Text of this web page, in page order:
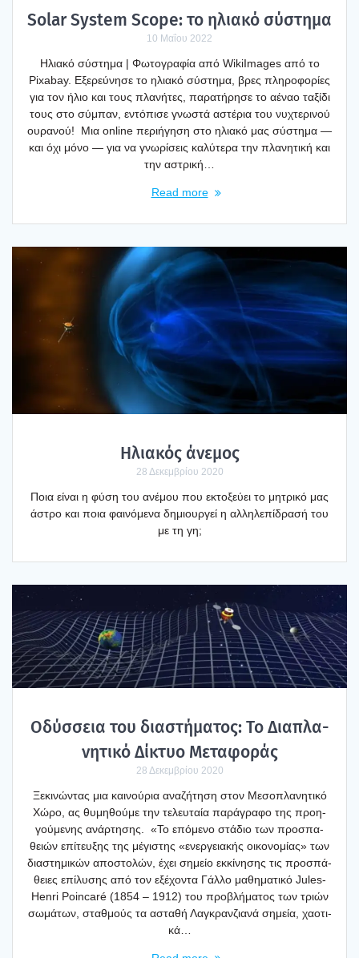
Solar System Scope: το ηλια­κό σύστη­μα
10 Μαΐου 2022
Ηλια­κό σύστη­μα | Φωτο­γρα­φία από WikiImages από το
Pixabay. Εξε­ρεύ­νη­σε το ηλια­κό σύστη­μα, βρες πλη­ρο­φο­ρί­ες
για τον ήλιο και τους πλα­νή­τες, παρα­τή­ρη­σε το αέναο ταξί­δι
τους στο σύμπαν, εντό­πι­σε γνω­στά αστέ­ρια του νυχτε­ρι­νού
ουρα­νού! Μια online περι­ή­γη­ση στο ηλια­κό μας σύστη­μα —
και όχι μόνο — για να γνω­ρί­σεις καλύ­τε­ρα την πλα­νη­τι­κή και
την αστρι­κή…
Read more
Ηλια­κός άνε­μος
28 Δεκεμβρίου 2020
Ποια είναι η φύση του ανέ­μου που εκτο­ξεύ­ει το μητρι­κό μας
άστρο και ποια φαι­νό­με­να δημιουρ­γεί η αλλη­λε­πί­δρα­σή του
με τη γη;
Οδύσ­σεια του δια­στή­μα­τος: Το Δια­πλα­
νη­τι­κό Δίκτυο Μετα­φο­ράς
28 Δεκεμβρίου 2020
Ξεκι­νώ­ντας μια και­νού­ρια ανα­ζή­τη­ση στον Μεσο­πλα­νη­τι­κό
Χώρο, ας θυμη­θού­με την τελευ­ταία παρά­γρα­φο της προη­
γού­με­νης ανάρ­τη­σης. «Το επό­με­νο στά­διο των προ­σπα­
θειών επί­τευ­ξης της μέγι­στης «ενερ­γεια­κής οικο­νο­μί­ας» των
δια­στη­μι­κών απο­στο­λών, έχει σημείο εκκί­νη­σης τις προ­σπά­
θειες επί­λυ­σης από τον εξέ­χο­ντα Γάλ­λο μαθη­μα­τι­κό Jules-
Henri Poincaré (1854 – 1912) του προ­βλή­μα­τος των τριών
σωμά­των, σταθ­μούς τα αστα­θή Λαγκραν­ζια­νά σημεία, χαο­τι­
κά…